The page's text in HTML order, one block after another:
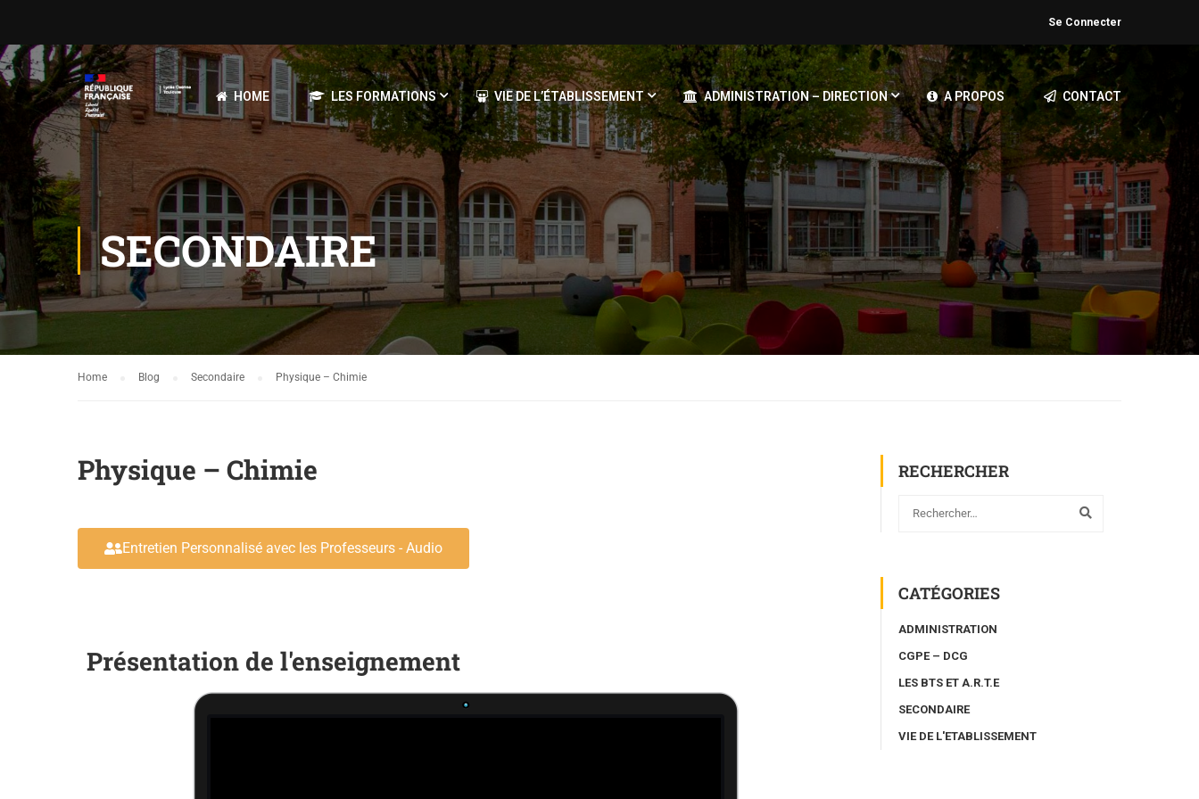
Se Connecter
HOME LES FORMATIONS VIE DE L’ÉTABLISSEMENT ADMINISTRATION – DIRECTION A PROPOS CONTACT
SECONDAIRE
Home Blog Secondaire Physique – Chimie
Physique – Chimie
Entretien Personnalisé avec les Professeurs - Audio
Présentation de l'enseignement
RECHERCHER
CATÉGORIES
ADMINISTRATION
CGPE – DCG
LES BTS ET A.R.T.E
SECONDAIRE
VIE DE L'ETABLISSEMENT